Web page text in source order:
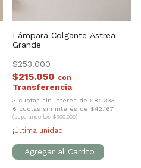
Lámpara Colgante Astrea
Grande
$253.000
$215.050 con
3 cuotas sin interés de $84.333
6 cuotas sin interés de $42.167
(superando los $300.000)
¡Última unidad!